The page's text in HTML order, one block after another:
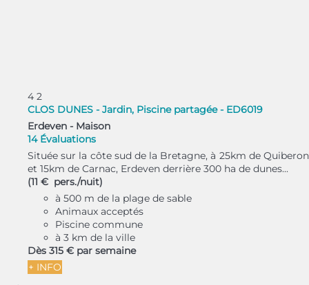
4 2
CLOS DUNES - Jardin, Piscine partagée - ED6019
Erdeven - Maison
14 Évaluations
Située sur la côte sud de la Bretagne, à 25km de Quiberon
et 15km de Carnac, Erdeven derrière 300 ha de dunes...
(11 € pers./nuit)
à 500 m de la plage de sable
Animaux acceptés
Piscine commune
à 3 km de la ville
Dès 315 € par semaine
+ INFO